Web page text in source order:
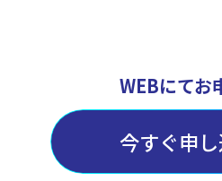
WEBにてお
今すぐ申